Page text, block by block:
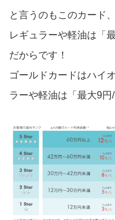
と言うのもこのカード
レギュラーや軽油は「
だからです！
ゴールドカードはハイ
ラーや軽油は「最大9円/